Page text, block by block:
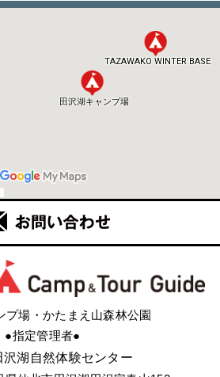
プ場・かたまえ山森林公園
●指定管理者●
沢湖自然体験センター